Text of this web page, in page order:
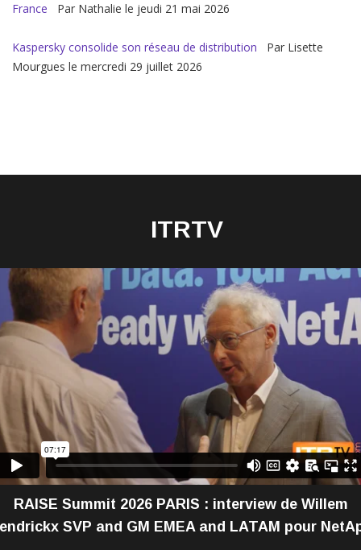
France
Par Nathalie le jeudi 21 mai 2026
Kaspersky consolide son réseau de distribution
Par Lisette
Mourgues le mercredi 29 juillet 2026
ITRTV
RAISE Summit 2026 PARIS : interview de Willem
SVP and GM EMEA and LATAM pour